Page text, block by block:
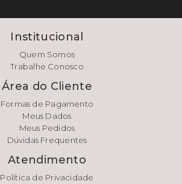
Institucional
Quem Somos
Trabalhe Conosco
Área do Cliente
Formas de Pagamento
Meus Dados
Meus Pedidos
Dúvidas Frequentes
Atendimento
Política de Privacidade